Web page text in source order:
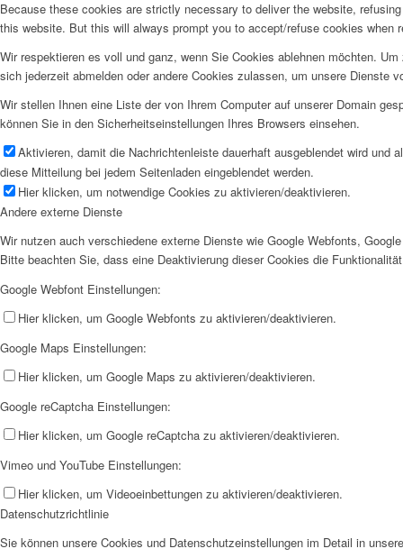
Because these cookies are strictly necessary to deliver the website,
this website. But this will always prompt you to accept/refuse cookies when
Wir respektieren es voll und ganz, wenn Sie Cookies ablehnen möchten.
sich jederzeit abmelden oder andere Cookies zulassen, um unsere Dienste
Wir stellen Ihnen eine Liste der von Ihrem Computer auf unserer Domain
können Sie in den Sicherheitseinstellungen Ihres Browsers einsehen.
Aktivieren, damit die Nachrichtenleiste dauerhaft ausgeblendet wird und
diese Mitteilung bei jedem Seitenladen eingeblendet werden.
Hier klicken, um notwendige Cookies zu aktivieren/deaktivieren.
Andere externe Dienste
Wir nutzen auch verschiedene externe Dienste wie Google Webfonts,
Bitte beachten Sie, dass eine Deaktivierung dieser Cookies die
Google Webfont Einstellungen:
Hier klicken, um Google Webfonts zu aktivieren/deaktivieren.
Google Maps Einstellungen:
Hier klicken, um Google Maps zu aktivieren/deaktivieren.
Google reCaptcha Einstellungen:
Hier klicken, um Google reCaptcha zu aktivieren/deaktivieren.
Vimeo und YouTube Einstellungen:
Hier klicken, um Videoeinbettungen zu aktivieren/deaktivieren.
Datenschutzrichtlinie
Sie können unsere Cookies und Datenschutzeinstellungen im Detail in